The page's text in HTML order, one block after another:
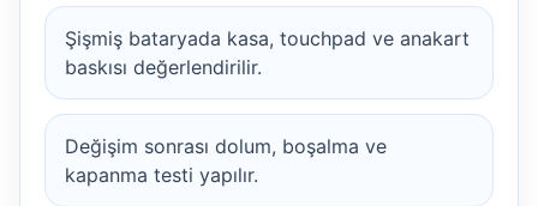
Şişmiş bataryada kasa, touchpad ve anakart
baskısı değerlendirilir.
Değişim sonrası dolum, boşalma ve
kapanma testi yapılır.